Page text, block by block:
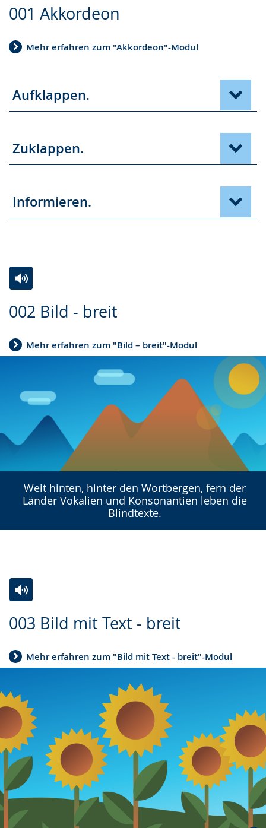
001 Akkordeon
Mehr erfahren zum "Akkordeon"-Modul
Leichten
wechseln.
Audio-
Video
Deutscher
angezeigt.
Aufklappen.
Zuklappen.
Informieren.
002 Bild - breit
Mehr erfahren zum "Bild – breit"-Modul
Leichten
wechseln.
Audio-
Video
Deutscher
angezeigt.
Weit hinten, hinter den Wortbergen, fern der
Länder Vokalien und Konsonantien leben die
Blindtexte.
003 Bild mit Text - breit
Mehr erfahren zum "Bild mit Text - breit"-Modul
Leichten
wechseln.
Audio-
Video
Deutscher
wird
angezeigt.